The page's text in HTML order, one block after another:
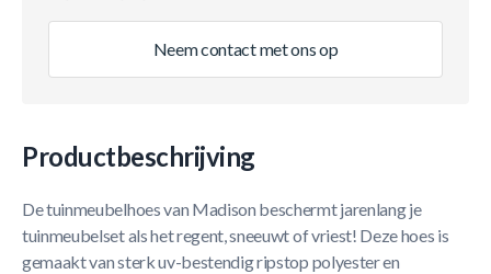
Neem contact met ons op
Productbeschrijving
De tuinmeubelhoes van Madison beschermt jarenlang je
tuinmeubelset als het regent, sneeuwt of vriest! Deze hoes is
gemaakt van sterk uv-bestendig ripstop polyester en